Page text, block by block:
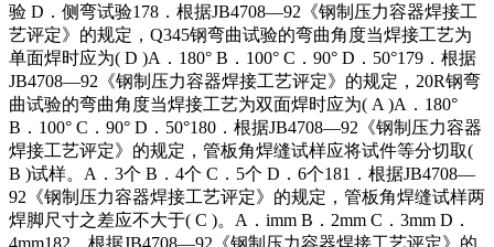
验 D．侧弯试验178．根据JB4708—92《钢制压力容器焊接工
艺评定》的规定，Q345钢弯曲试验的弯曲角度当焊接工艺为
单面焊时应为( D )A．180° B．100° C．90° D．50°179．根据
JB4708—92《钢制压力容器焊接工艺评定》的规定，20R钢弯
曲试验的弯曲角度当焊接工艺为双面焊时应为( A )A．180°
B．100° C．90° D．50°180．根据JB4708—92《钢制压力容器
焊接工艺评定》的规定，管板角焊缝试样应将试件等分切取(
B )试样。A．3个 B．4个 C．5个 D．6个181．根据JB4708—
92《钢制压力容器焊接工艺评定》的规定，管板角焊缝试样两
焊脚尺寸之差应不大于( C )。A．imm B．2mm C．3mm D．
4mm182．根据JB4708—92《钢制压力容器焊接工艺评定》的